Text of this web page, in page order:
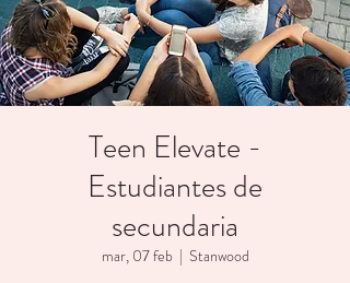
Teen Elevate -
Estudiantes de
secundaria
mar, 07 feb
  |
Stanwood